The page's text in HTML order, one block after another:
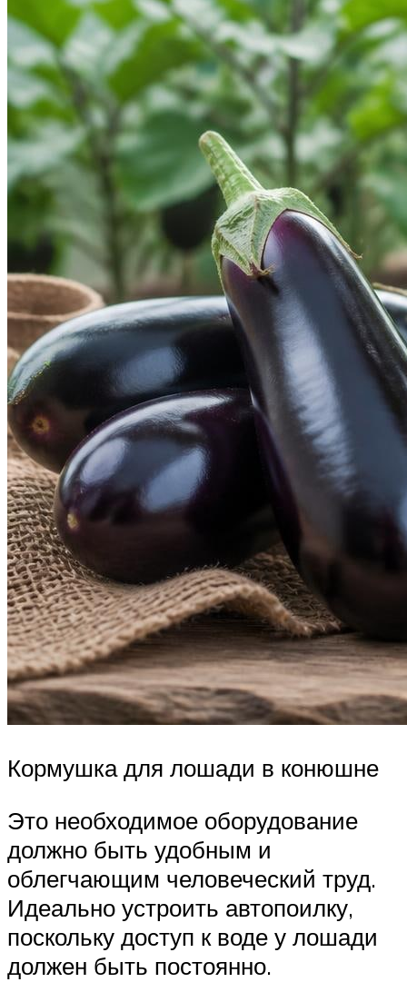
Кормушка для лошади в конюшне
Это необходимое оборудование
должно быть удобным и
облегчающим человеческий труд.
Идеально устроить автопоилку,
поскольку доступ к воде у лошади
должен быть постоянно.